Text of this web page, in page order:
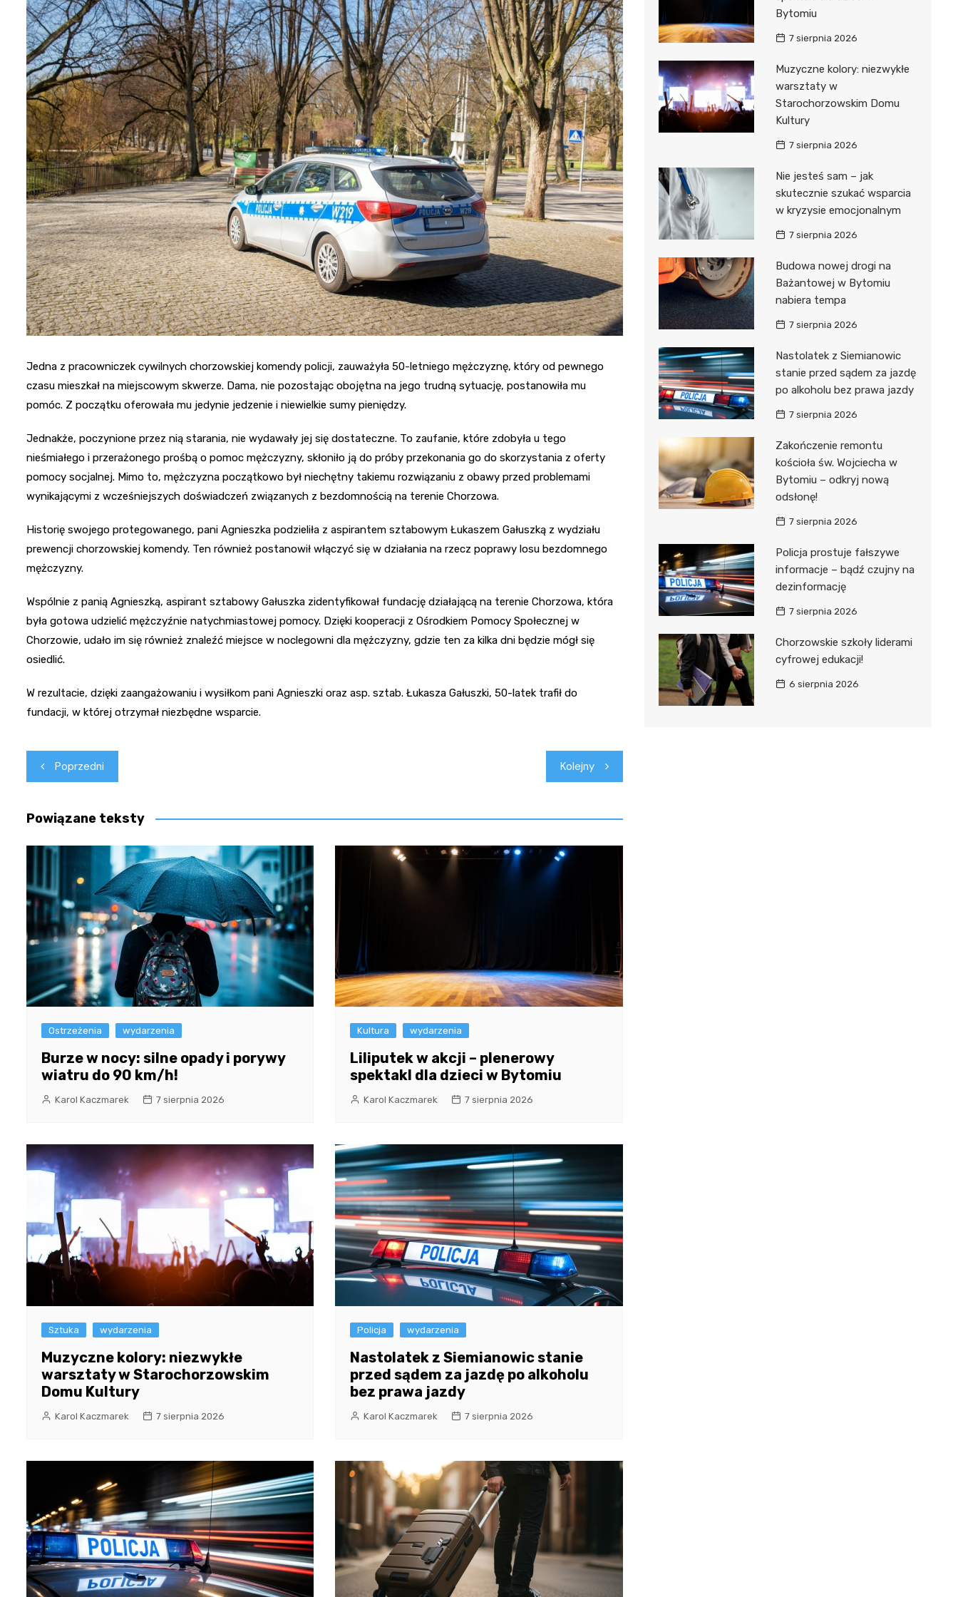
Fryzjer
Poczta
Kino
Jedna z pracowniczek cywilnych chorzowskiej komendy policji, zauważyła 50-letniego mężczyznę, który od pewnego
czasu mieszkał na miejscowym skwerze. Dama, nie pozostając obojętna na jego trudną sytuację, postanowiła mu
pomóc. Z początku oferowała mu jedynie jedzenie i niewielkie sumy pieniędzy.
Jednakże, poczynione przez nią starania, nie wydawały jej się dostateczne. To zaufanie, które zdobyła u tego
nieśmiałego i przerażonego prośbą o pomoc mężczyzny, skłoniło ją do próby przekonania go do skorzystania z oferty
pomocy socjalnej. Mimo to, mężczyzna początkowo był niechętny takiemu rozwiązaniu z obawy przed problemami
wynikającymi z wcześniejszych doświadczeń związanych z bezdomnością na terenie Chorzowa.
Historię swojego protegowanego, pani Agnieszka podzieliła z aspirantem sztabowym Łukaszem Gałuszką z wydziału
prewencji chorzowskiej komendy. Ten również postanowił włączyć się w działania na rzecz poprawy losu bezdomnego
mężczyzny.
Wspólnie z panią Agnieszką, aspirant sztabowy Gałuszka zidentyfikował fundację działającą na terenie Chorzowa, która
była gotowa udzielić mężczyźnie natychmiastowej pomocy. Dzięki kooperacji z Ośrodkiem Pomocy Społecznej w
Chorzowie, udało im się również znaleźć miejsce w noclegowni dla mężczyzny, gdzie ten za kilka dni będzie mógł się
osiedlić.
W rezultacie, dzięki zaangażowaniu i wysiłkom pani Agnieszki oraz asp. sztab. Łukasza Gałuszki, 50-latek trafił do
fundacji, w której otrzymał niezbędne wsparcie.
Nawigacja
wpisu
Poprzedni Kolejny
Powiązane teksty
Ostrzeżenia wydarzenia
Burze w nocy: silne opady i porywy
wiatru do 90 km/h!
Karol Kaczmarek 7 sierpnia 2026
Kultura wydarzenia
Liliputek w akcji – plenerowy
spektakl dla dzieci w Bytomiu
Karol Kaczmarek 7 sierpnia 2026
Sztuka wydarzenia
Muzyczne kolory: niezwykłe
warsztaty w Starochorzowskim
Domu Kultury
Karol Kaczmarek 7 sierpnia 2026
Policja wydarzenia
Nastolatek z Siemianowic stanie
przed sądem za jazdę po alkoholu
bez prawa jazdy
Karol Kaczmarek 7 sierpnia 2026
Bytomiu
7 sierpnia 2026
Muzyczne kolory: niezwykłe
warsztaty w
Starochorzowskim Domu
Kultury
7 sierpnia 2026
Nie jesteś sam – jak
skutecznie szukać wsparcia
w kryzysie emocjonalnym
7 sierpnia 2026
Budowa nowej drogi na
Bażantowej w Bytomiu
nabiera tempa
7 sierpnia 2026
Nastolatek z Siemianowic
stanie przed sądem za jazdę
po alkoholu bez prawa jazdy
7 sierpnia 2026
Zakończenie remontu
kościoła św. Wojciecha w
Bytomiu – odkryj nową
odsłonę!
7 sierpnia 2026
Policja prostuje fałszywe
informacje – bądź czujny na
dezinformację
7 sierpnia 2026
Chorzowskie szkoły liderami
cyfrowej edukacji!
6 sierpnia 2026